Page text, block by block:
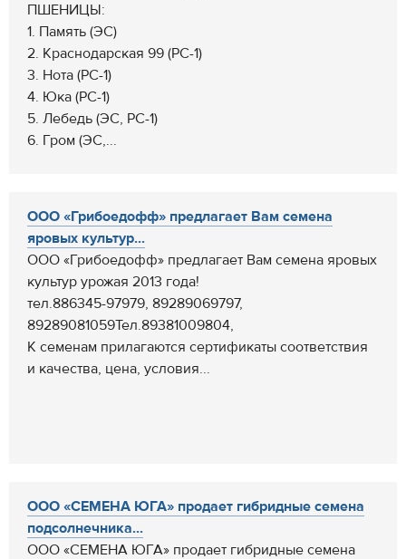
ПШЕНИЦЫ:
1. Память (ЭС)
2. Краснодарская 99 (РС-1)
3. Нота (РС-1)
4. Юка (РС-1)
5. Лебедь (ЭС, РС-1)
6. Гром (ЭС,...
ООО «Грибоедофф» предлагает Вам семена
яровых культур...
ООО «Грибоедофф» предлагает Вам семена яровых
культур урожая 2013 года!
тел.886345-97979, 89289069797,
89289081059Тел.89381009804,
К семенам прилагаются сертификаты соответствия
и качества, цена, условия...
ООО «СЕМЕНА ЮГА» продает гибридные семена
подсолнечника...
ООО «СЕМЕНА ЮГА» продает гибридные семена